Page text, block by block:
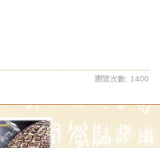
瀏覽次數: 1400